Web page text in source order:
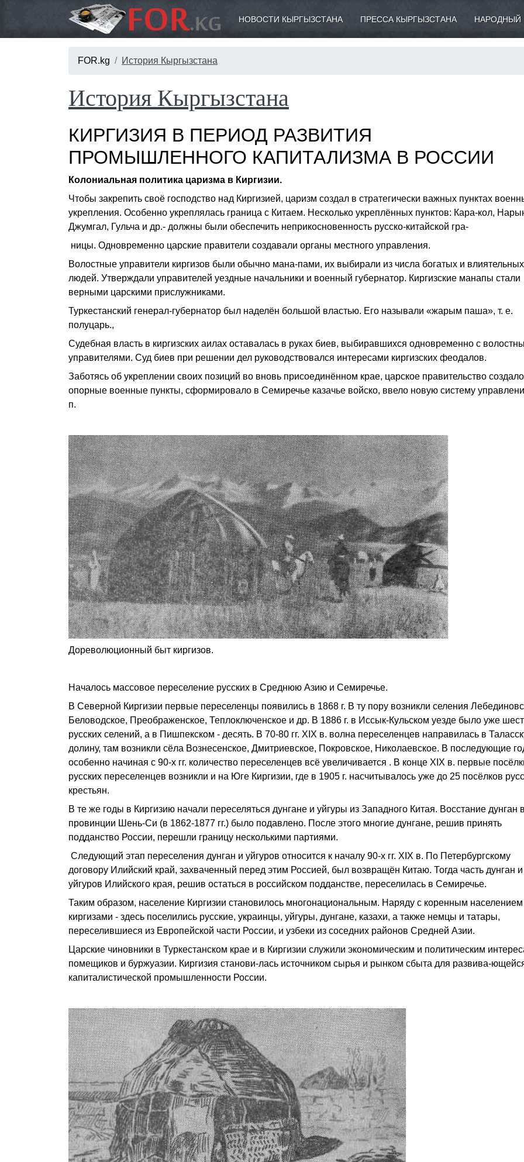
НОВОСТИ КЫРГЫЗСТАНА ПРЕССА КЫРГЫЗСТАНА НАРОДНЫЙ
FOR.kg История Кыргызстана
История Кыргызстана
КИРГИЗИЯ В ПЕРИОД РАЗВИТИЯ
ПРОМЫШЛЕННОГО КАПИТАЛИЗМА В РОССИИ
Колониальная политика царизма в Киргизии.
Чтобы закрепить своё господство над Киргизией, царизм создал в стратегически важных пунктах
укрепления. Особенно укреплялась граница с Китаем. Несколько укреплённых пунктов: Кара-кол,
Джумгал, Гульча и др.- должны были обеспечить неприкосновенность русско-китайской гра-
ницы. Одновременно царские правители создавали органы местного управления.
Волостные управители киргизов были обычно мана-пами, их выбирали из числа богатых и влиятельных
людей. Утверждали управителей уездные начальники и военный губернатор. Киргизские манапы стали
верными царскими прислужниками.
Туркестанский генерал-губернатор был наделён большой властью. Его называли «жарым паша», т. е.
полуцарь.,
Судебная власть в киргизских аилах оставалась в руках биев, выбиравшихся одновременно с
управителями. Суд биев при решении дел руководствовался интересами киргизских феодалов.
Заботясь об укреплении своих позиций во вновь присоединённом крае, царское правительство создало
опорные военные пункты, сформировало в Семиречье казачье войско, ввело новую систему
п.
Дореволюционный быт киргизов.
Началось массовое переселение русских в Среднюю Азию и Семиречье.
В Северной Киргизии первые переселенцы появились в 1868 г. В ту пору возникли селения
Беловодское, Преображенское, Теплоключенское и др. В 1886 г. в Иссык-Кульском уезде было уже
русских селений, а в Пишпекском - десять. В 70-80 гг. XIX в. волна переселенцев направилась в
долину, там возникли сёла Вознесенское, Дмитриевское, Покровское, Николаевское. В последующие
особенно начиная с 90-х гг. количество переселенцев всё увеличивается . В конце XIX в. первые
русских переселенцев возникли и на Юге Киргизии, где в 1905 г. насчитывалось уже до 25 посёлков
крестьян.
В те же годы в Киргизию начали переселяться дунгане и уйгуры из Западного Китая. Восстание дунган
провинции Шень-Си (в 1862-1877 гг.) было подавлено. После этого многие дунгане, решив принять
подданство России, перешли границу несколькими партиями.
Следующий этап переселения дунган и уйгуров относится к началу 90-х гг. XIX в. По Петербургскому
договору Илийский край, захваченный перед этим Россией, был возвращён Китаю. Тогда часть дунган и
уйгуров Илийского края, решив остаться в российском подданстве, переселилась в Семиречье.
Таким образом, население Киргизии становилось многонациональным. Наряду с коренным населением
киргизами - здесь поселились русские, украинцы, уйгуры, дунгане, казахи, а также немцы и татары,
переселившиеся из Европейской части России, и узбеки из соседних районов Средней Азии.
Царские чиновники в Туркестанском крае и в Киргизии служили экономическим и политическим
помещиков и буржуазии. Киргизия станови-лась источником сырья и рынком сбыта для развива-
капиталистической промышленности России.